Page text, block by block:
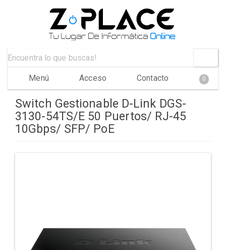
Menú Acceso Contacto 0
Switch Gestionable D-Link DGS-
3130-54TS/E 50 Puertos/ RJ-45
10Gbps/ SFP/ PoE